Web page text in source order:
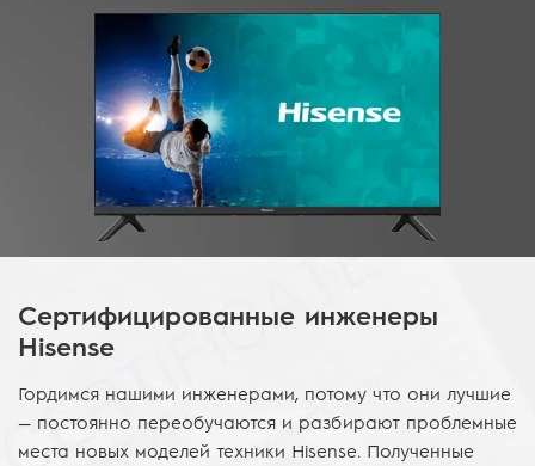
Сертифицированные инженеры
Hisense
Гордимся нашими инженерами, потому что они лучшие
— постоянно переобучаются и разбирают проблемные
места новых моделей техники Hisense. Полученные